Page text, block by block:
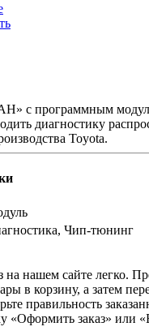
с программным
диагностику
Toyota.
Чип-тюнинг
на нашем сайте легко.
в корзину, а затем
правильность
«Оформить заказ» или